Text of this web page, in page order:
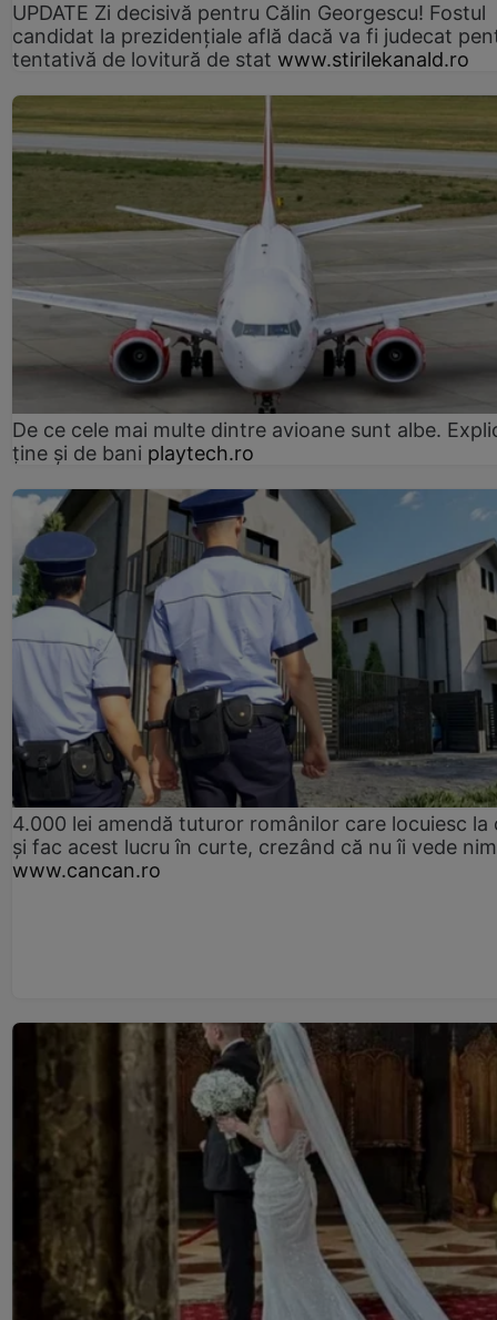
UPDATE Zi decisivă pentru Călin Georgescu! Fostul
candidat la prezidențiale află dacă va fi judecat
tentativă de lovitură de stat www.stirilekanald.ro
De ce cele mai multe dintre avioane sunt albe.
ține și de bani playtech.ro
4.000 lei amendă tuturor românilor care locuiesc la
și fac acest lucru în curte, crezând că nu îi vede
www.cancan.ro